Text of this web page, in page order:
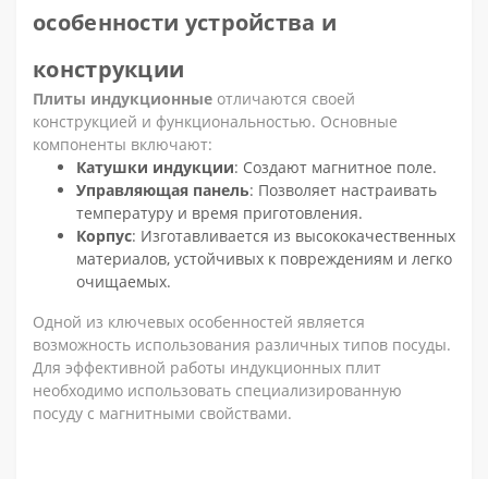
особенности устройства и
конструкции
Плиты индукционные отличаются своей
конструкцией и функциональностью. Основные
компоненты включают:
Катушки индукции: Создают магнитное поле.
Управляющая панель: Позволяет настраивать
температуру и время приготовления.
Корпус: Изготавливается из высококачественных
материалов, устойчивых к повреждениям и легко
очищаемых.
Одной из ключевых особенностей является
возможность использования различных типов посуды.
Для эффективной работы индукционных плит
необходимо использовать специализированную
посуду с магнитными свойствами.